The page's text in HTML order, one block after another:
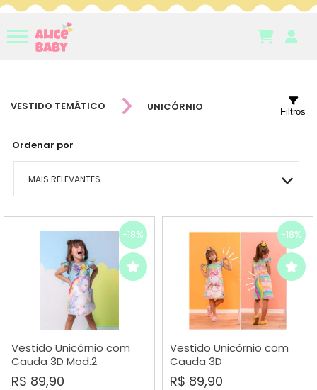
VESTIDO TEMÁTICO UNICÓRNIO
Ordenar por
MAIS RELEVANTES
MAIS VENDIDOS
MENOR PREÇO
MAIOR PREÇO
Filtros
-18%
Vestido Unicórnio com
Cauda 3D Mod.2
R$ 89,90
-18%
Vestido Unicórnio com
Cauda 3D
R$ 89,90